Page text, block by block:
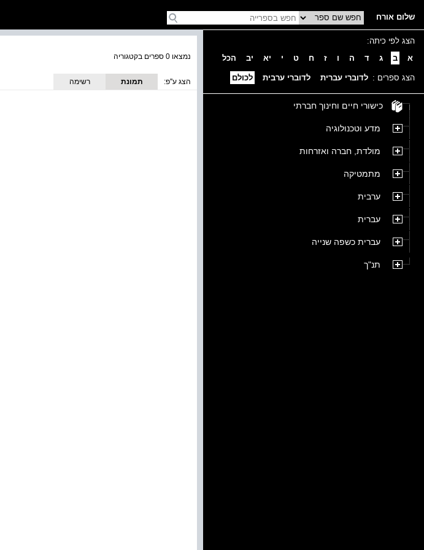
שלום אורח
הצג לפי כיתה:
א
ב ג ד ה ו ז ח ט י יא יב הכל
הצג ספרים : לדוברי עברית לדוברי ערבית לכולם
כישורי חיים וחינוך חברתי
מדע וטכנולוגיה
מולדת, חברה ואזרחות
מתמטיקה
ערבית
עברית
עברית כשפה שנייה
תנ"ך
נמצאו 0 ספרים בקטגוריה
הצג ע''פ:
תמונת
רשימה